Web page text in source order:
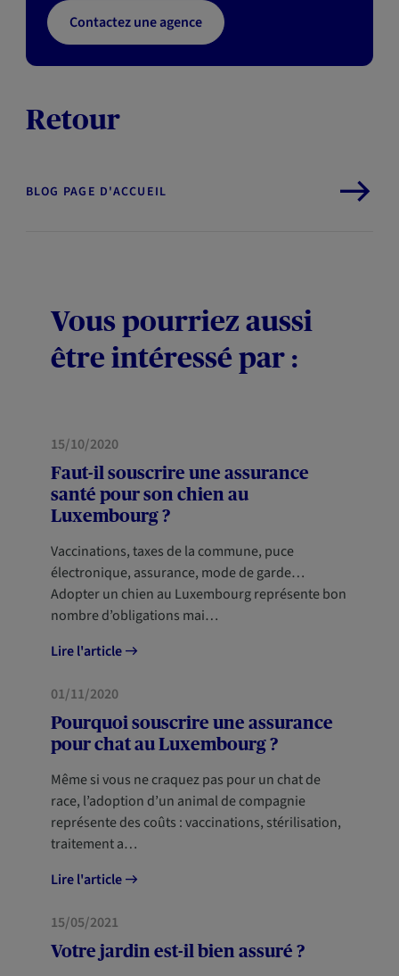
Contactez une agence
Retour
BLOG PAGE D'ACCUEIL
Vous pourriez aussi
être intéressé par :
HABITATION
NOUVEAUX ARRIVANTS
15/10/2020
Faut-il souscrire une assurance
santé pour son chien au
Luxembourg ?
Vaccinations, taxes de la commune, puce
électronique, assurance, mode de garde…
Adopter un chien au Luxembourg représente bon
nombre d’obligations mai…
Lire l'article
HABITATION
NOUVEAUX ARRIVANTS
01/11/2020
Pourquoi souscrire une assurance
pour chat au Luxembourg ?
Même si vous ne craquez pas pour un chat de
race, l’adoption d’un animal de compagnie
représente des coûts : vaccinations, stérilisation,
traitement a…
Lire l'article
HABITATION
15/05/2021
Votre jardin est-il bien assuré ?